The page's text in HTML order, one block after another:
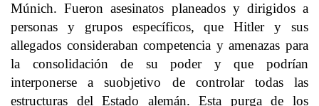
Múnich. Fueron asesinatos planeados y dirigidos a
personas y grupos específicos, que Hitler y sus
allegados consideraban competencia y amenazas para
la consolidación de su poder y que podrían
interponerse a suobjetivo de controlar todas las
estructuras del Estado alemán. Esta purga de los